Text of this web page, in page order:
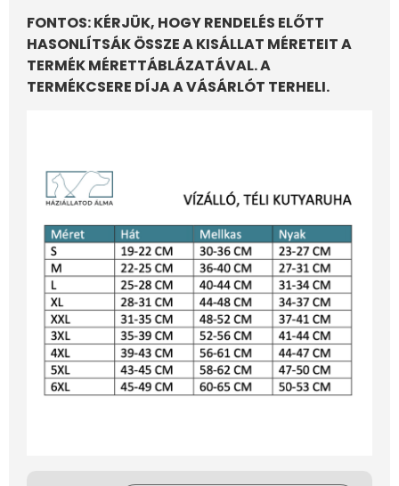
FONTOS: KÉRJÜK, HOGY RENDELÉS ELŐTT
HASONLÍTSÁK ÖSSZE A KISÁLLAT MÉRETEIT A
TERMÉK MÉRETTÁBLÁZATÁVAL. A
TERMÉKCSERE DÍJA A VÁSÁRLÓT TERHELI.